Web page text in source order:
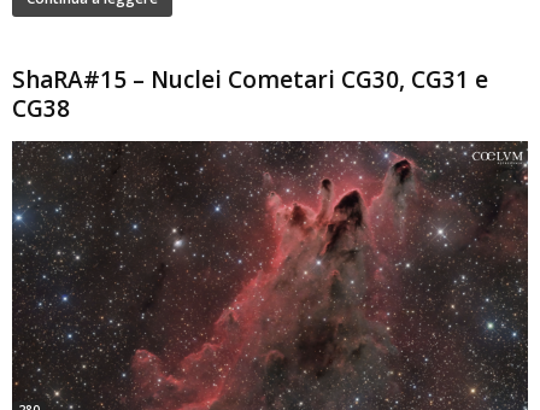
ShaRA#15 – Nuclei Cometari CG30, CG31 e
CG38